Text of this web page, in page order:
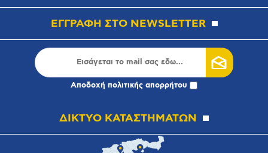
ΕΓΓΡΑΦΗ ΣΤΟ NEWSLETTER
Αποδοχή πολιτικής απορρήτου
ΔΙΚΤΥΟ ΚΑΤΑΣΤΗΜΑΤΩΝ